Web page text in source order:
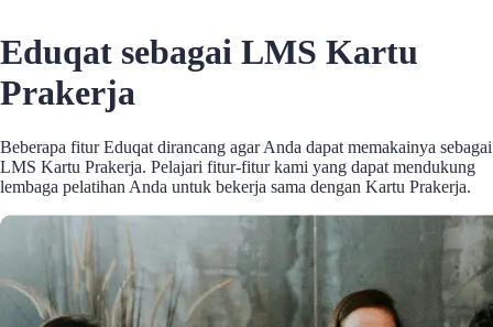
Eduqat sebagai LMS Kartu
Prakerja
Beberapa fitur Eduqat dirancang agar Anda dapat memakainya sebagai
LMS Kartu Prakerja. Pelajari fitur-fitur kami yang dapat mendukung
lembaga pelatihan Anda untuk bekerja sama dengan Kartu Prakerja.